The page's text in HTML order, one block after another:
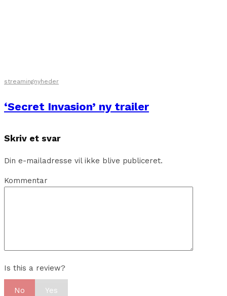
streamingnyheder
‘Secret Invasion’ ny trailer
Skriv et svar
Din e-mailadresse vil ikke blive publiceret.
Kommentar
Is this a review?
No Yes